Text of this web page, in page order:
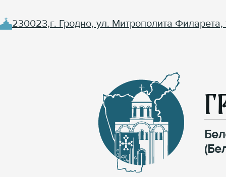
230023,г. Гродно, ул. Митрополита Филарета,